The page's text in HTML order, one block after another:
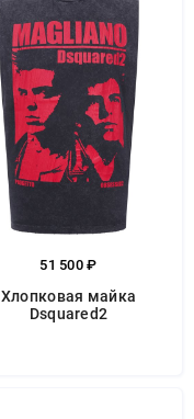
51 500 ₽
Хлопковая майка
Dsquared2